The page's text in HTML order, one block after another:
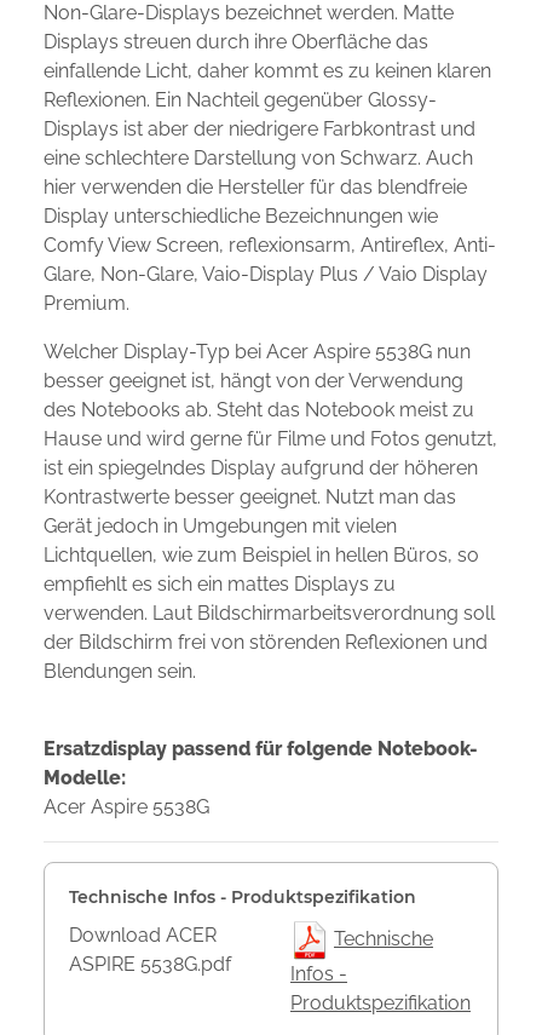
Non-Glare-Displays bezeichnet werden. Matte
Displays streuen durch ihre Oberfläche das
einfallende Licht, daher kommt es zu keinen klaren
Reflexionen. Ein Nachteil gegenüber Glossy-
Displays ist aber der niedrigere Farbkontrast und
eine schlechtere Darstellung von Schwarz. Auch
hier verwenden die Hersteller für das blendfreie
Display unterschiedliche Bezeichnungen wie
Comfy View Screen, reflexionsarm, Antireflex, Anti-
Glare, Non-Glare, Vaio-Display Plus / Vaio Display
Premium.
Welcher Display-Typ bei Acer Aspire 5538G nun
besser geeignet ist, hängt von der Verwendung
des Notebooks ab. Steht das Notebook meist zu
Hause und wird gerne für Filme und Fotos genutzt,
ist ein spiegelndes Display aufgrund der höheren
Kontrastwerte besser geeignet. Nutzt man das
Gerät jedoch in Umgebungen mit vielen
Lichtquellen, wie zum Beispiel in hellen Büros, so
empfiehlt es sich ein mattes Displays zu
verwenden. Laut Bildschirmarbeitsverordnung soll
der Bildschirm frei von störenden Reflexionen und
Blendungen sein.
Ersatzdisplay passend für folgende Notebook-
Modelle:
Acer Aspire 5538G
Technische Infos - Produktspezifikation
Download ACER
ASPIRE 5538G.pdf
Technische
Infos -
Produktspezifikation